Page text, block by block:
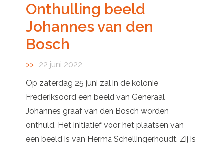
Onthulling beeld
Johannes van den
Bosch
22 juni 2022
Op zaterdag 25 juni zal in de kolonie
Frederiksoord een beeld van Generaal
Johannes graaf van den Bosch worden
onthuld. Het initiatief voor het plaatsen van
een beeld is van Herma Schellingerhoudt. Zij is